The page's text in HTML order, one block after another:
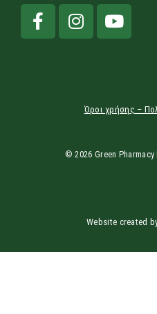
Όροι χρήσης –
© 2026 Green
Website created